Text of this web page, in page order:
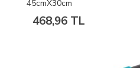
45cmX30cm
468,96 TL